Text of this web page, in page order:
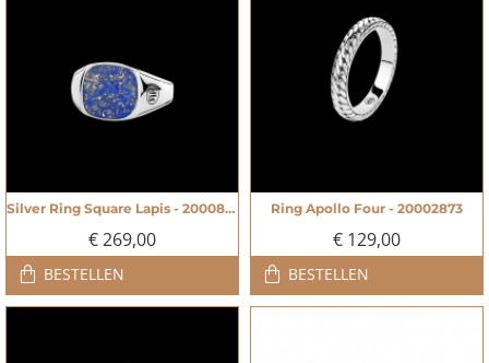
NIEUWSilver Ring Square Lapis - 20008409
€ 269,00
BESTELLEN
NIEUW
Ring Apollo Four - 20002873
€ 129,00
BESTELLEN